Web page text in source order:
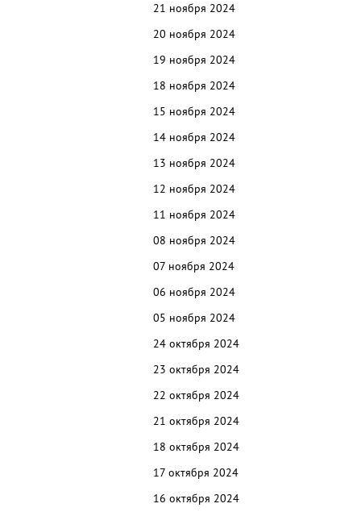
21 ноября 2024
20 ноября 2024
19 ноября 2024
18 ноября 2024
15 ноября 2024
14 ноября 2024
13 ноября 2024
12 ноября 2024
11 ноября 2024
08 ноября 2024
07 ноября 2024
06 ноября 2024
05 ноября 2024
24 октября 2024
23 октября 2024
22 октября 2024
21 октября 2024
18 октября 2024
17 октября 2024
16 октября 2024